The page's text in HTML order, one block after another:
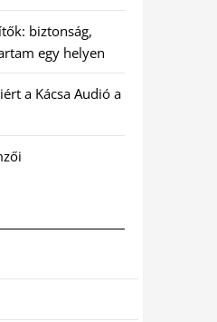
biztonság,
egy helyen
a Kácsa Audió a